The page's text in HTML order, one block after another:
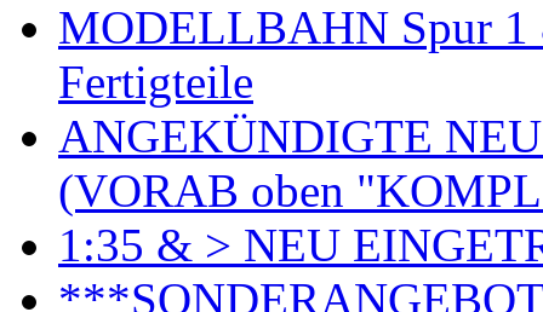
MODELLBAHN Spur 1
Fertigteile
ANGEKÜNDIGTE
(VORAB oben
1:35 & > NEU